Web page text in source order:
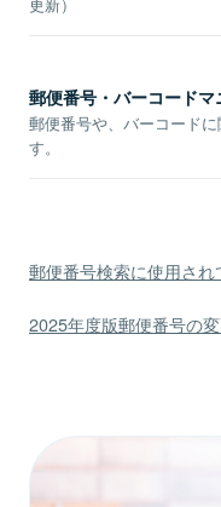
更新）
郵便番号・バーコードマ
郵便番号や、バーコード
す。
郵便番号検索に使用さ
2025年度版郵便番号の